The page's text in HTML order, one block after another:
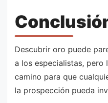
Descubrir oro puede
a los especialistas,
camino para que
la prospección pueda